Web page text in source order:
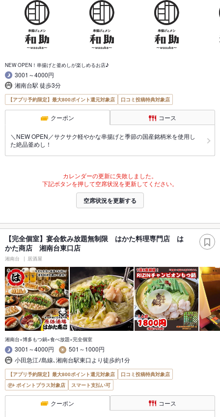
NEW OPEN！串揚げと釜めしが楽しめるお店♪
3001～4000円
湘南台駅 徒歩3分
【アプリ予約限定】最大800ポイント還元対象店 口コミ投稿特典対象店
クーポン コース
＼NEW OPEN／サクサク軽やかな串揚げと季節の国産銘柄米を使用し
た絶品釜めし！
カレンダーの更新に失敗しました。
下記ボタンを押して空席状況を更新してください。
空席状況を更新する
【完全個室】宴会飲み放題無制限 はかた料理専門店 は
かた商店 湘南台東口店
湘南台 居酒屋
湘南台×博多もつ鍋×食べ放題×完全個室
3001～4000円
501～1000円
小田急江ﾉ島線､湘南台駅東口より徒歩約1分
【アプリ予約限定】最大800ポイント還元対象店
口コミ投稿特典対象店
ポイントプラス対象店
スマート支払い可
クーポン コース